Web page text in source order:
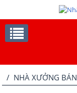
/ NHÀ XƯỞNG BÁN